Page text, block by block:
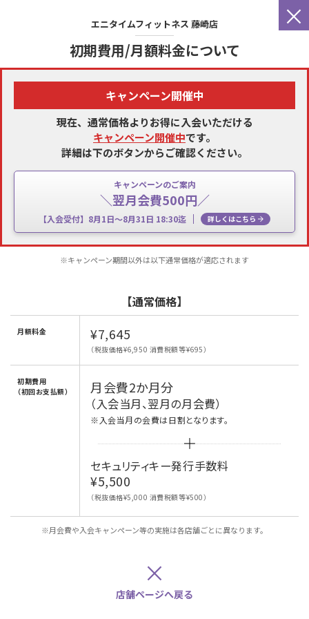
×
エニタイムフィットネス 藤崎店
初期費用/月額料金について
キャンペーン開催中
現在、通常価格よりお得に入会いただける
キャンペーン開催中です。
詳細は下のボタンからご確認ください。
キャンペーンのご案内
＼翌月会費500円／
【入会受付】8月1日～8月31日 18:30迄 詳しくはこちら
※キャンペーン期間以外は以下通常価格が適応されます
【通常価格】
月額料金 ¥7,645
（税抜価格¥6,950 消費税額等¥695）
初期費用
（初回お支払額）
月会費2か月分
（入会当月、翌月の月会費）
※入会当月の会費は日割となります。
セキュリティキー発行手数料
¥5,500
（税抜価格¥5,000 消費税額等¥500）
※月会費や入会キャンペーン等の実施は各店舗ごとに異なります。
×
店舗ページへ戻る